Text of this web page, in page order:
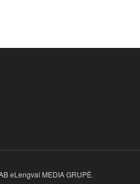
eLengvai MEDIA GRUPĖ.